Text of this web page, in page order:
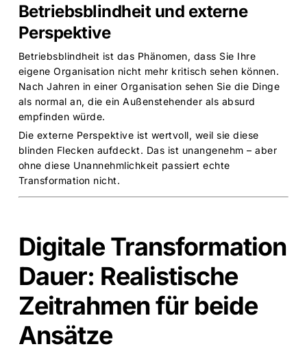
Betriebsblindheit und externe
Perspektive
Betriebsblindheit ist das Phänomen, dass Sie Ihre
eigene Organisation nicht mehr kritisch sehen können.
Nach Jahren in einer Organisation sehen Sie die Dinge
als normal an, die ein Außenstehender als absurd
empfinden würde.
Die externe Perspektive ist wertvoll, weil sie diese
blinden Flecken aufdeckt. Das ist unangenehm – aber
ohne diese Unannehmlichkeit passiert echte
Transformation nicht.
Digitale Transformation
Dauer: Realistische
Zeitrahmen für beide
Ansätze